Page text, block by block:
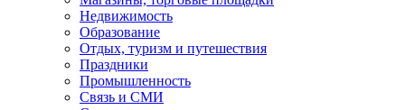
Недвижимость
Образование
Отдых, туризм и путешествия
Праздники
Промышленность
Связь и СМИ